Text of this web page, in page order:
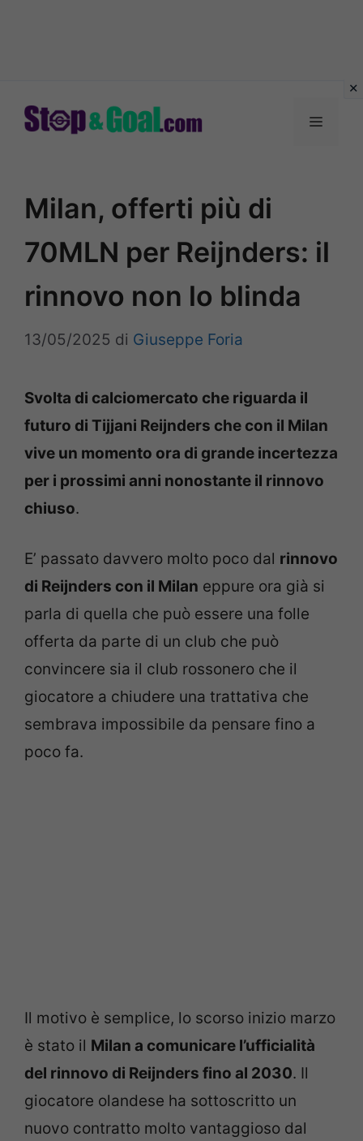
Menu
Milan, offerti più di
70MLN per Reijnders: il
rinnovo non lo blinda
13/05/2025 di Giuseppe Foria
Svolta di calciomercato che riguarda il
futuro di Tijjani Reijnders che con il Milan
vive un momento ora di grande incertezza
per i prossimi anni nonostante il rinnovo
chiuso.
E’ passato davvero molto poco dal rinnovo
di Reijnders con il Milan eppure ora già si
parla di quella che può essere una folle
offerta da parte di un club che può
convincere sia il club rossonero che il
giocatore a chiudere una trattativa che
sembrava impossibile da pensare fino a
poco fa.
Il motivo è semplice, lo scorso inizio marzo
è stato il Milan a comunicare l’ufficialità
del rinnovo di Reijnders fino al 2030. Il
giocatore olandese ha sottoscritto un
nuovo contratto molto vantaggioso dal